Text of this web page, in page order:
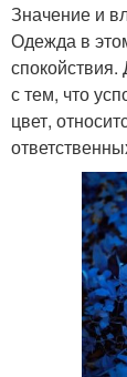
Значение и
Одежда в
с тем, что
цвет,